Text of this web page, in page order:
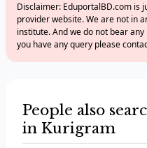
Disclaimer: EduportalBD.com is
provider website. We are not in
institute. And we do not bear
you have any query please
People also
in Kurigram